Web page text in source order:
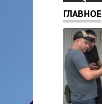
ГЛАВНОЕ